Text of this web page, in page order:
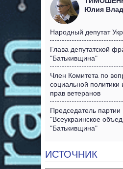
Юлия
Народный депутат
Глава депутатской
"Батькивщина"
Член Комитета по
социальной политики
прав ветеранов
Председатель партии
"Всеукраинское
"Батькивщина"
ИСТОЧНИК